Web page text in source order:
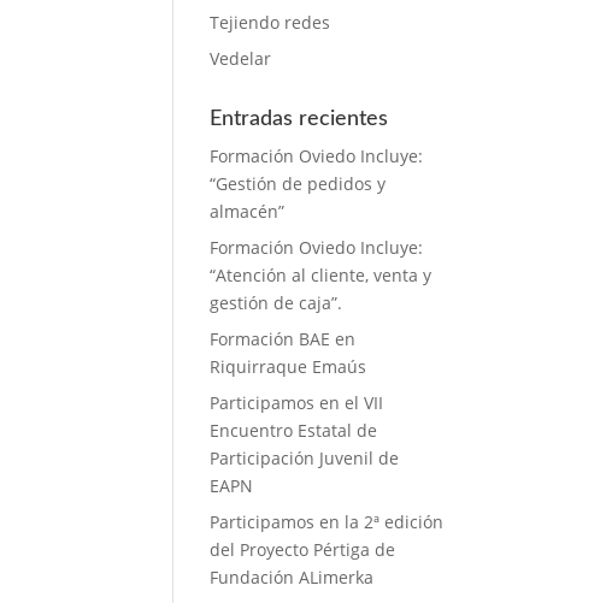
Tejiendo redes
Vedelar
Entradas recientes
Formación Oviedo Incluye:
“Gestión de pedidos y
almacén”
Formación Oviedo Incluye:
“Atención al cliente, venta y
gestión de caja”.
Formación BAE en
Riquirraque Emaús
Participamos en el VII
Encuentro Estatal de
Participación Juvenil de
EAPN
Participamos en la 2ª edición
del Proyecto Pértiga de
Fundación ALimerka